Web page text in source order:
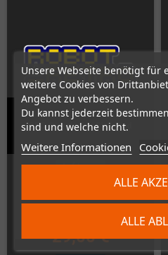
Unsere Webseite benötigt für
weitere Cookies von
Angebot zu verbessern.
Du kannst jederzeit
sind und welche nicht.
Weitere Informationen
ALLE
ALLE
GBC Overclocker Flex Mod
Auf Lager
29,00 €